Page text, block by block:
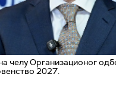
челу Организационог
2027.